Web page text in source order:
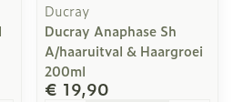
Ducray
Ducray Anaphase Sh
A/haaruitval & Haargroei
200ml
€ 19,90